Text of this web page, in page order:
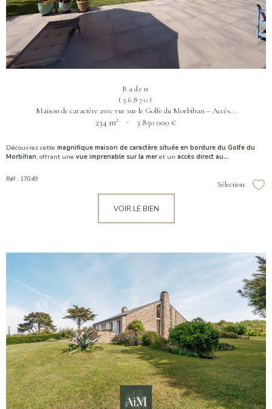
Baden
(56870)
Maison de caractère avec vue sur le Golfe du Morbihan – Accès...
234 m² - 3 850 000 €
Découvrez cette magnifique maison de caractère située en bordure du Golfe du
Morbihan, offrant une vue imprenable sur la meret un accès direct au...
Réf : 17049
Sélection
VOIR LE BIEN